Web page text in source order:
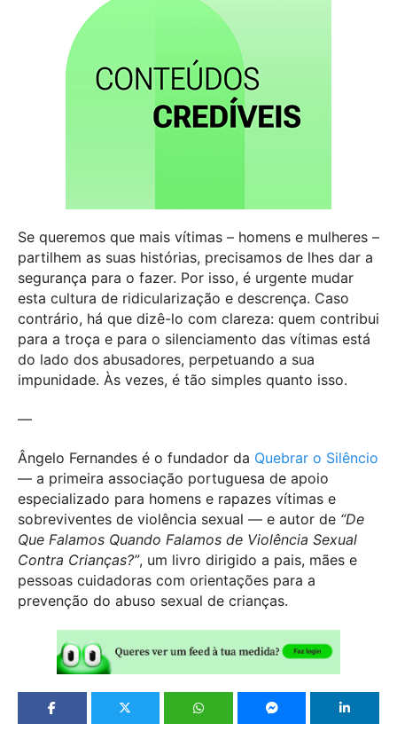
Se queremos que mais vítimas – homens e mulheres –
partilhem as suas histórias, precisamos de lhes dar a
segurança para o fazer. Por isso, é urgente mudar
esta cultura de ridicularização e descrença. Caso
contrário, há que dizê-lo com clareza: quem contribui
para a troça e para o silenciamento das vítimas está
do lado dos abusadores, perpetuando a sua
impunidade. Às vezes, é tão simples quanto isso.
—
Ângelo Fernandes é o fundador da Quebrar o Silêncio
— a primeira associação portuguesa de apoio
especializado para homens e rapazes vítimas e
sobreviventes de violência sexual — e autor de “De
Que Falamos Quando Falamos de Violência Sexual
Contra Crianças?”, um livro dirigido a pais, mães e
pessoas cuidadoras com orientações para a
prevenção do abuso sexual de crianças.